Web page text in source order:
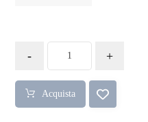
- +
Acquista